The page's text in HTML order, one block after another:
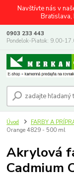
Navštívte nás v
Bratislava,
0903 233 443
Pondelok-Piatok: 9.00-
Úvod FARBY A
Orange 4829 - 500 ml
Akrylová
Cadmium